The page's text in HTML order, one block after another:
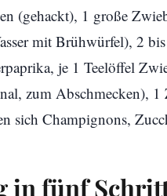
(gehackt), 1 große
mit Brühwürfel), 2
je 1 Teelöffel
zum Abschmecken),
sich Champignons,
in fünf